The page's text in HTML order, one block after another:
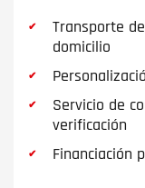
Transporte
domicilio
Servicio de
verificación
Financiación